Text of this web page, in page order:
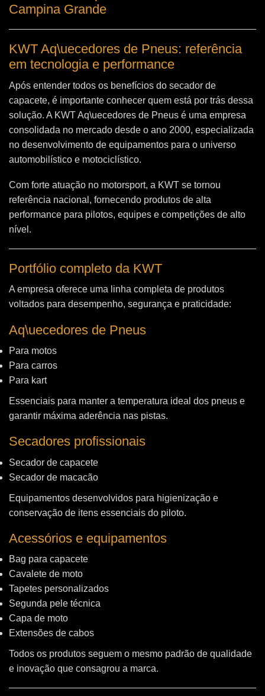
Campina Grande
KWT Aq\uecedores de Pneus: referência
em tecnologia e performance
Após entender todos os benefícios do secador de
capacete, é importante conhecer quem está por trás dessa
solução. A KWT Aq\uecedores de Pneus é uma empresa
consolidada no mercado desde o ano 2000, especializada
no desenvolvimento de equipamentos para o universo
automobilístico e motociclístico.
Com forte atuação no motorsport, a KWT se tornou
referência nacional, fornecendo produtos de alta
performance para pilotos, equipes e competições de alto
nível.
Portfólio completo da KWT
A empresa oferece uma linha completa de produtos
voltados para desempenho, segurança e praticidade:
Aq\uecedores de Pneus
Para motos
Para carros
Para kart
Essenciais para manter a temperatura ideal dos pneus e
garantir máxima aderência nas pistas.
Secadores profissionais
Secador de capacete
Secador de macacão
Equipamentos desenvolvidos para higienização e
conservação de itens essenciais do piloto.
Acessórios e equipamentos
Bag para capacete
Cavalete de moto
Tapetes personalizados
Segunda pele técnica
Capa de moto
Extensões de cabos
Todos os produtos seguem o mesmo padrão de qualidade
e inovação que consagrou a marca.